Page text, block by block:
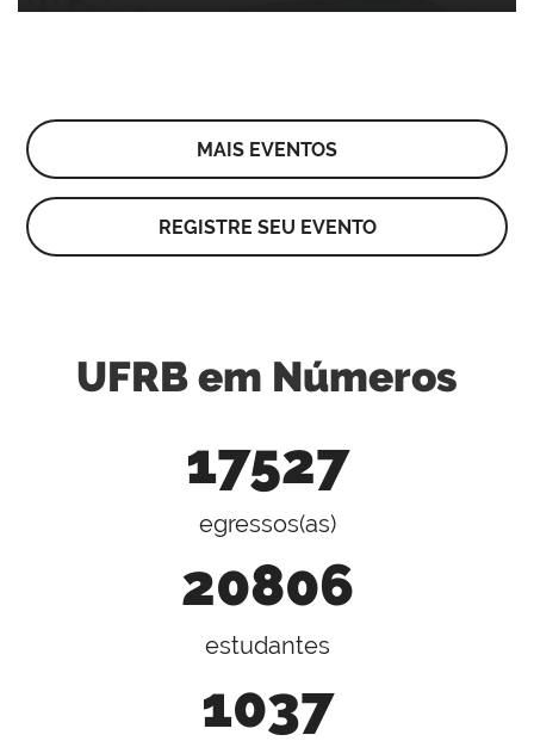
MAIS EVENTOS
REGISTRE SEU EVENTO
UFRB em Números
17527
egressos(as)
20806
estudantes
1037